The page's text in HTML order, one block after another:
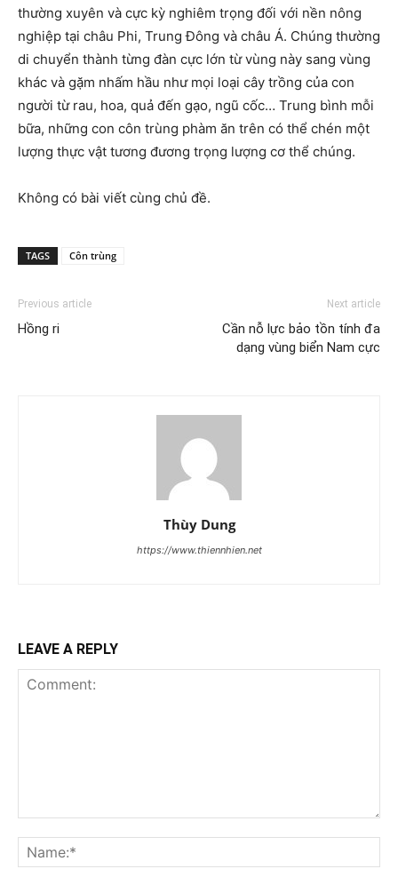
thường xuyên và cực kỳ nghiêm trọng đối với nền nông
nghiệp tại châu Phi, Trung Đông và châu Á. Chúng thường
di chuyển thành từng đàn cực lớn từ vùng này sang vùng
khác và gặm nhấm hầu như mọi loại cây trồng của con
người từ rau, hoa, quả đến gạo, ngũ cốc… Trung bình mỗi
bữa, những con côn trùng phàm ăn trên có thể chén một
lượng thực vật tương đương trọng lượng cơ thể chúng.
Không có bài viết cùng chủ đề.
TAGS Côn trùng
Previous article
Hồng ri
Next article
Cần nỗ lực bảo tồn tính đa
dạng vùng biển Nam cực
Thùy Dung
https://www.thiennhien.net
LEAVE A REPLY